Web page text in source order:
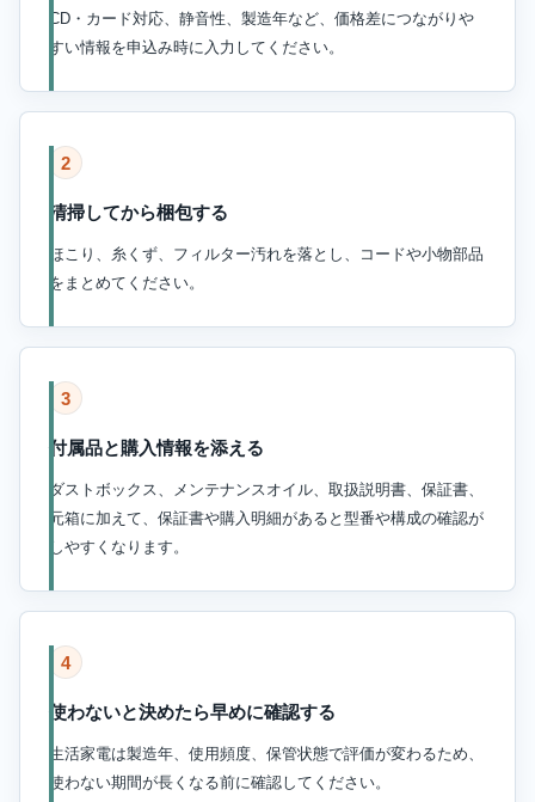
CD・カード対応、静音性、製造年など、価格差につながりや
すい情報を申込み時に入力してください。
2
清掃してから梱包する
ほこり、糸くず、フィルター汚れを落とし、コードや小物部品
をまとめてください。
3
付属品と購入情報を添える
ダストボックス、メンテナンスオイル、取扱説明書、保証書、
元箱に加えて、保証書や購入明細があると型番や構成の確認が
しやすくなります。
4
使わないと決めたら早めに確認する
生活家電は製造年、使用頻度、保管状態で評価が変わるため、
使わない期間が長くなる前に確認してください。